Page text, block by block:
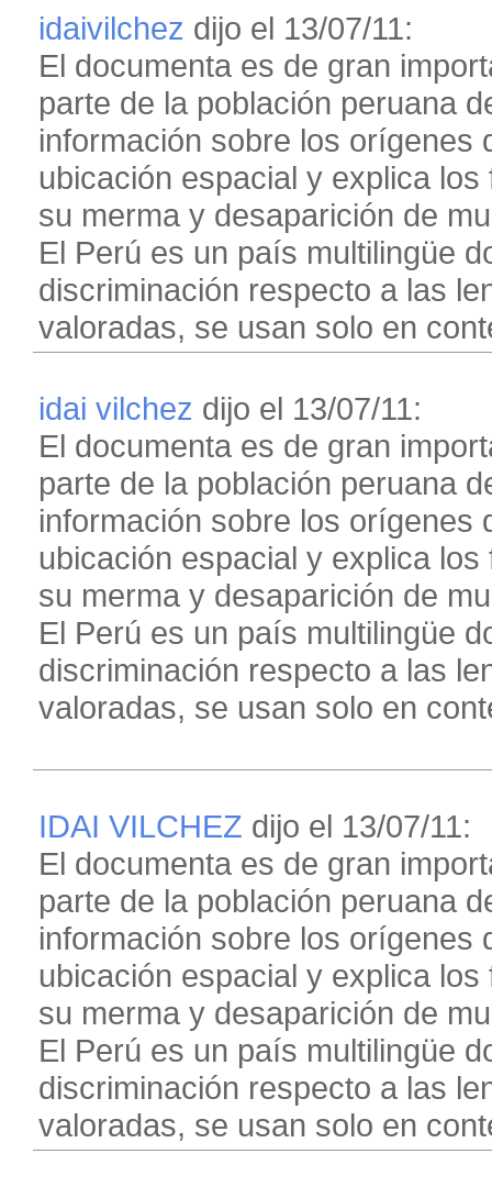
idaivilchez dijo el 13/07/11:
El documenta es de gran
parte de la población peruana
información sobre los orígenes
ubicación espacial y explica
su merma y desaparición de
El Perú es un país multilingüe
discriminación respecto a las
valoradas, se usan solo en
idai vilchez dijo el 13/07/11:
El documenta es de gran
parte de la población peruana
información sobre los orígenes
ubicación espacial y explica
su merma y desaparición de
El Perú es un país multilingüe
discriminación respecto a las
valoradas, se usan solo en
IDAI VILCHEZ dijo el 13/07/11:
El documenta es de gran
parte de la población peruana
información sobre los orígenes
ubicación espacial y explica
su merma y desaparición de
El Perú es un país multilingüe
discriminación respecto a las
valoradas, se usan solo en